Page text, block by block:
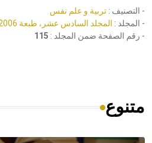
- التصنيف : تربية و علم نفس
- المجلد : المجلد السادس عشر، طبعة 2006، دمشق
- رقم الصفحة ضمن المجلد : 115
متنوع